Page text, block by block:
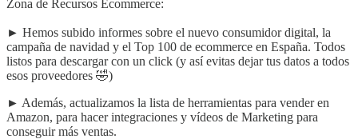
Zona de Recursos Ecommerce:
► Hemos subido informes sobre el nuevo consumidor digital, la
campaña de navidad y el Top 100 de ecommerce en España. Todos
listos para descargar con un click (y así evitas dejar tus datos a todos
esos proveedores 🤣)
► Además, actualizamos la lista de herramientas para vender en
Amazon, para hacer integraciones y vídeos de Marketing para
conseguir más ventas.